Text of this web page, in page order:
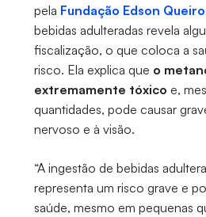
pela Fundação Edson
bebidas adulteradas revela
fiscalização, o que coloca a
risco. Ela explica que o
extremamente tóxico e,
quantidades, pode causar
nervoso e à visão.
“A ingestão de bebidas
representa um risco grave e
saúde, mesmo em pequenas